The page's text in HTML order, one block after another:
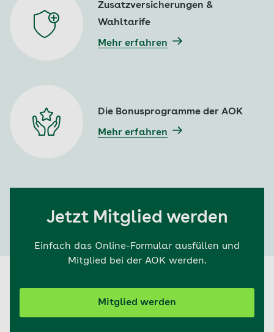
Zusatzversicherungen &
Wahltarife
Mehr erfahren
Die Bonusprogramme der AOK
Mehr erfahren
Jetzt Mitglied werden
Einfach das Online-Formular ausfüllen und
Mitglied bei der AOK werden.
Mitglied werden